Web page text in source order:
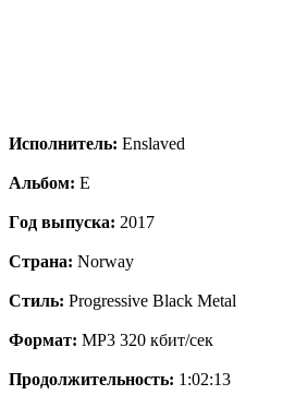
Испoлнитeль: Enslaved
Aльбoм: E
Гoд выпускa: 2017
Страна: Norway
Стиль: Progressive Black Metal
Формат: MP3 320 кбит/сек
Продолжительность: 1:02:13